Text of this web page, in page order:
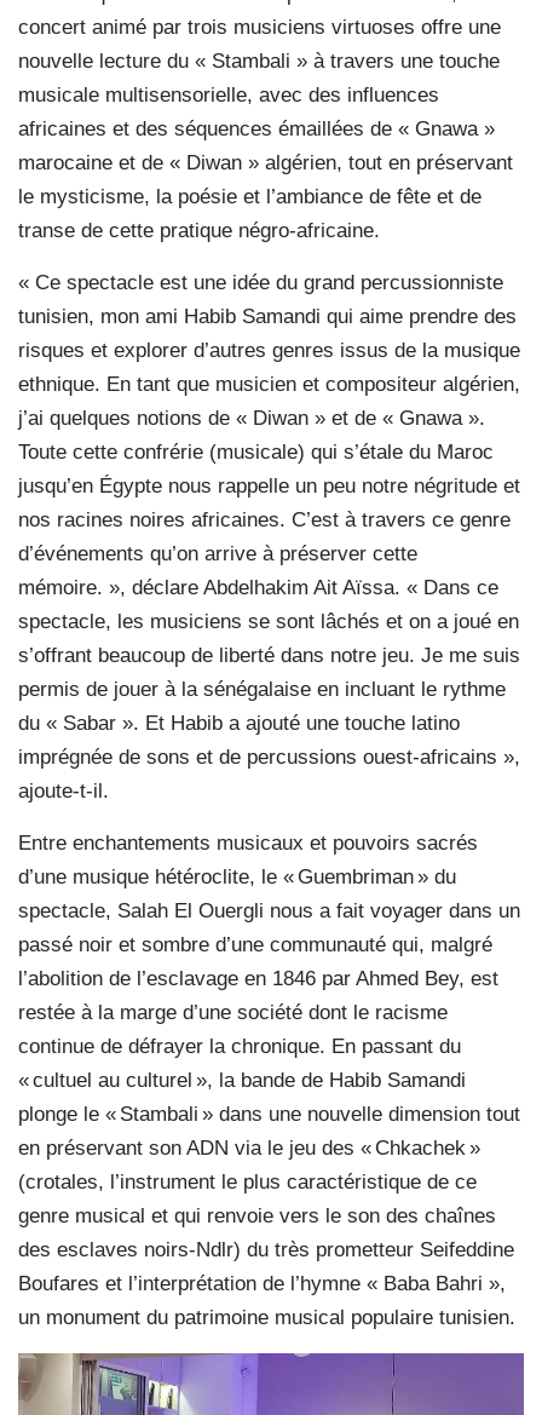
concert animé par trois musiciens virtuoses offre une
nouvelle lecture du « Stambali » à travers une touche
musicale multisensorielle, avec des influences
africaines et des séquences émaillées de « Gnawa »
marocaine et de « Diwan » algérien, tout en préservant
le mysticisme, la poésie et l’ambiance de fête et de
transe de cette pratique négro-africaine.
« Ce spectacle est une idée du grand percussionniste
tunisien, mon ami Habib Samandi qui aime prendre des
risques et explorer d’autres genres issus de la musique
ethnique. En tant que musicien et compositeur algérien,
j’ai quelques notions de « Diwan » et de « Gnawa ».
Toute cette confrérie (musicale) qui s’étale du Maroc
jusqu’en Égypte nous rappelle un peu notre négritude et
nos racines noires africaines. C’est à travers ce genre
d’événements qu’on arrive à préserver cette
mémoire. », déclare Abdelhakim Ait Aïssa. « Dans ce
spectacle, les musiciens se sont lâchés et on a joué en
s’offrant beaucoup de liberté dans notre jeu. Je me suis
permis de jouer à la sénégalaise en incluant le rythme
du « Sabar ». Et Habib a ajouté une touche latino
imprégnée de sons et de percussions ouest-africains »,
ajoute-t-il.
Entre enchantements musicaux et pouvoirs sacrés
d’une musique hétéroclite, le « Guembriman » du
spectacle, Salah El Ouergli nous a fait voyager dans un
passé noir et sombre d’une communauté qui, malgré
l’abolition de l’esclavage en 1846 par Ahmed Bey, est
restée à la marge d’une société dont le racisme
continue de défrayer la chronique. En passant du
« cultuel au culturel », la bande de Habib Samandi
plonge le « Stambali » dans une nouvelle dimension tout
en préservant son ADN via le jeu des « Chkachek »
(crotales, l’instrument le plus caractéristique de ce
genre musical et qui renvoie vers le son des chaînes
des esclaves noirs-Ndlr) du très prometteur Seifeddine
Boufares et l’interprétation de l’hymne « Baba Bahri »,
un monument du patrimoine musical populaire tunisien.